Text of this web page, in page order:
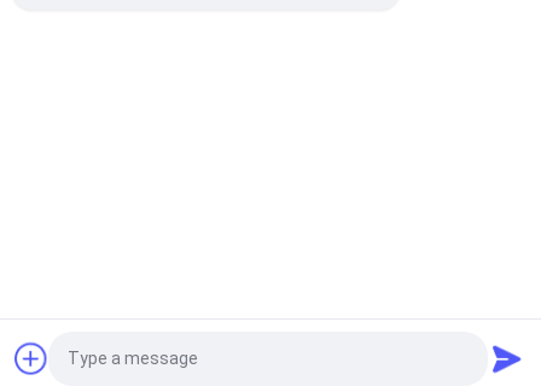
2026 Shaanxi Baisifu Biological Engineering Co.,